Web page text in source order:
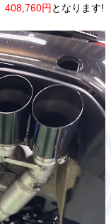
408,760円 となります!